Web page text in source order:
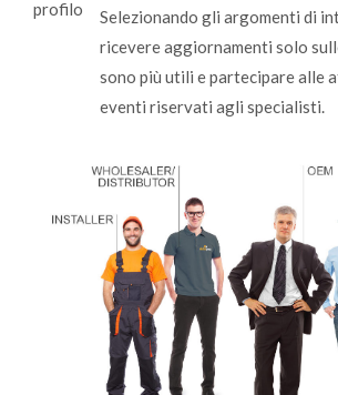
Selezionando gli argomenti di
ricevere aggiornamenti solo
sono più utili e partecipare alle
eventi riservati agli specialisti.